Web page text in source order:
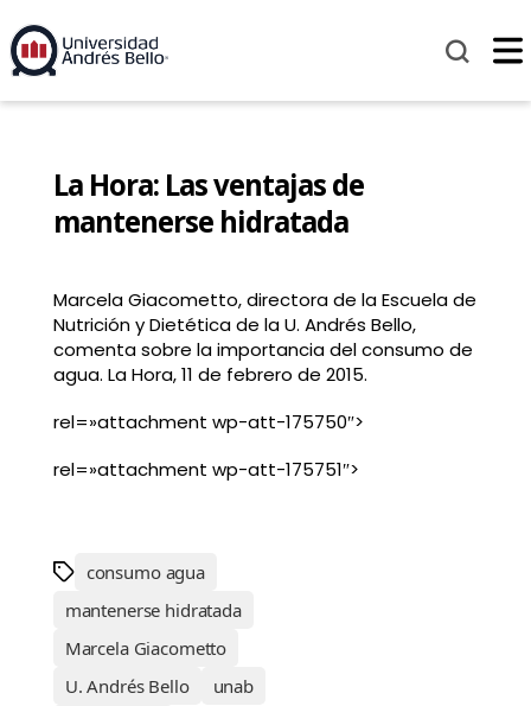
La Hora: Las ventajas de
mantenerse hidratada
Marcela Giacometto, directora de la Escuela de
Nutrición y Dietética de la U. Andrés Bello,
comenta sobre la importancia del consumo de
agua. La Hora, 11 de febrero de 2015.
rel=»attachment wp-att-175750″>
rel=»attachment wp-att-175751″>
consumo agua
mantenerse hidratada
Marcela Giacometto
U. Andrés Bello
unab